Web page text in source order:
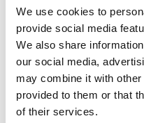
We use cookies to
provide social media
We also share
our social media,
may combine it with
provided to them or that
of their services.
Type
Groep